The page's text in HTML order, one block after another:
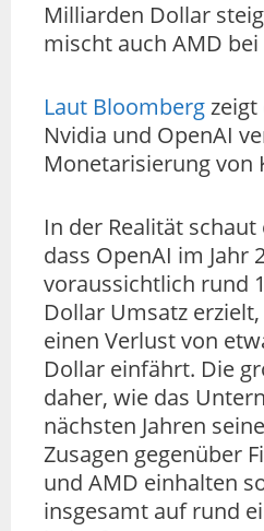
Milliarden Dollar
mischt auch AMD
Laut Bloombergzeigt
Nvidia und OpenAI
Monetarisierung von
In der Realität
dass OpenAI im Jahr
voraussichtlich rund
Dollar Umsatz
einen Verlust von
Dollar einfährt. Die
daher, wie das
nächsten Jahren
Zusagen gegenüber
und AMD einhalten
insgesamt auf rund